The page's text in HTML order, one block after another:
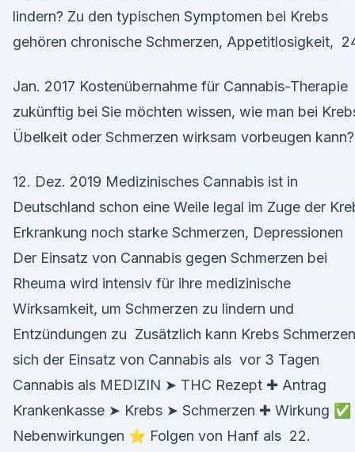
lindern? Zu den typischen Symptomen bei Krebs
gehören chronische Schmerzen, Appetitlosigkeit,
Jan. 2017 Kostenübernahme für Cannabis-Therapie
zukünftig bei Sie möchten wissen, wie man bei
Übelkeit oder Schmerzen wirksam vorbeugen kann?
12. Dez. 2019 Medizinisches Cannabis ist in
Deutschland schon eine Weile legal im Zuge der
Erkrankung noch starke Schmerzen, Depressionen
Der Einsatz von Cannabis gegen Schmerzen bei
Rheuma wird intensiv für ihre medizinische
Wirksamkeit, um Schmerzen zu lindern und
Entzündungen zu Zusätzlich kann Krebs Schmerzen
sich der Einsatz von Cannabis als vor 3 Tagen
Cannabis als MEDIZIN ➤ THC Rezept ✚ Antrag
Krankenkasse ➤ Krebs ➤ Schmerzen ✚ Wirkung ✅
Nebenwirkungen ⭐ Folgen von Hanf als 22.